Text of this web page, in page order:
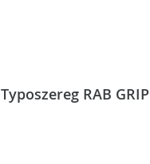
Typoszereg RAB GRIP